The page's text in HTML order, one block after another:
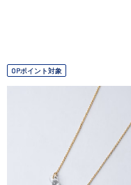
OPポイント対象